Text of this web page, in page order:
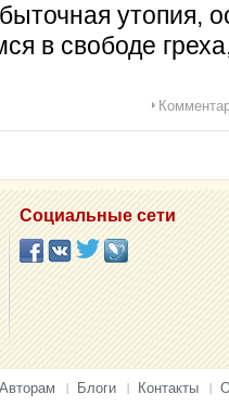
утопия,
в свободе
Социальные сети
Авторам Блоги Контакты